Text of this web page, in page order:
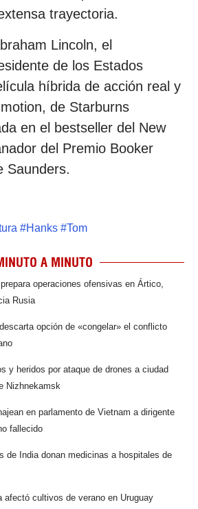
trayectoria.
Lincoln, el
de los Estados
híbrida de acción real y
de Starburns
en el bestseller del New
del Premio Booker
Saunders.
#Hanks #Tom
A MINUTO
operaciones ofensivas en Ártico,
Rusia
opción de «congelar» el conflicto
y heridos por ataque de drones a ciudad
Nizhnekamsk
en parlamento de Vietnam a dirigente
fallecido
de India donan medicinas a hospitales de
afectó cultivos de verano en Uruguay